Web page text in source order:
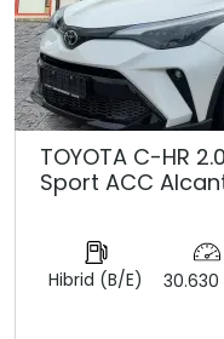
TOYOTA C-HR
Sport ACC
Hibrid (B/E)